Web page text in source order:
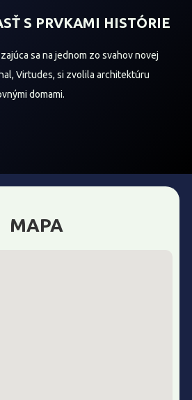
S PRVKAMI HISTÓRIE
sa na jednom zo svahov novej
Virtudes, si zvolila architektúru
domami.
MAPA